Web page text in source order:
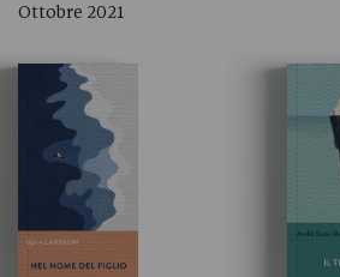
Ottobre 2021